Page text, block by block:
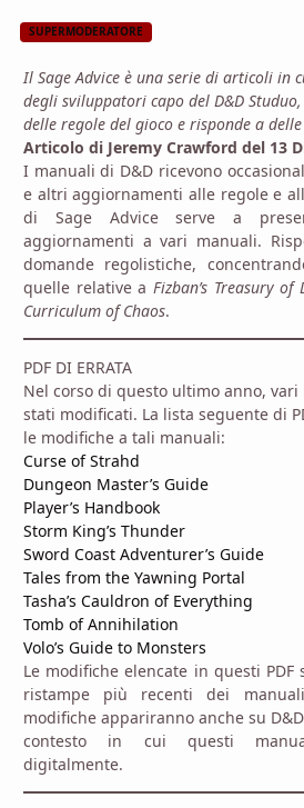
SUPERMODERATORE
Il Sage Advice è una serie di articoli in
degli sviluppatori capo del D&D
delle regole del gioco e risponde a
Articolo di Jeremy Crawford del 13
I manuali di D&D ricevono
e altri aggiornamenti alle regole e
di Sage Advice serve a
aggiornamenti a vari manuali.
domande regolistiche,
quelle relative a Fizban’s Treasury of
Curriculum of Chaos.
PDF DI ERRATA
Nel corso di questo ultimo anno,
stati modificati. La lista seguente di
le modifiche a tali manuali:
Curse of Strahd
Dungeon Master’s Guide
Player’s Handbook
Storm King’s Thunder
Sword Coast Adventurer’s Guide
Tales from the Yawning Portal
Tasha’s Cauldron of Everything
Tomb of Annihilation
Volo’s Guide to Monsters
Le modifiche elencate in questi
ristampe più recenti dei
modifiche appariranno anche su
contesto in cui questi
digitalmente.